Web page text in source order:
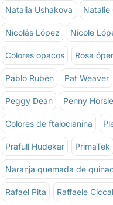
Natalia Ushakova Natalie
Nicolás López Nicole
Colores opacos Rosa
Pablo Rubén Pat Weaver
Peggy Dean Penny
Colores de ftalocianina
Prafull Hudekar PrimaTek
Naranja quemada de
Rafael Pita Raffaele